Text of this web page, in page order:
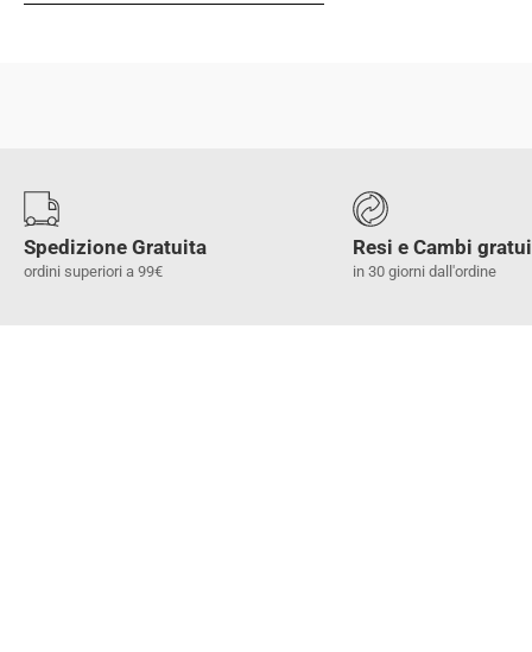
Spedizione Gratuita
ordini superiori a 99€
Resi e Cambi
in 30 giorni dall'ordine